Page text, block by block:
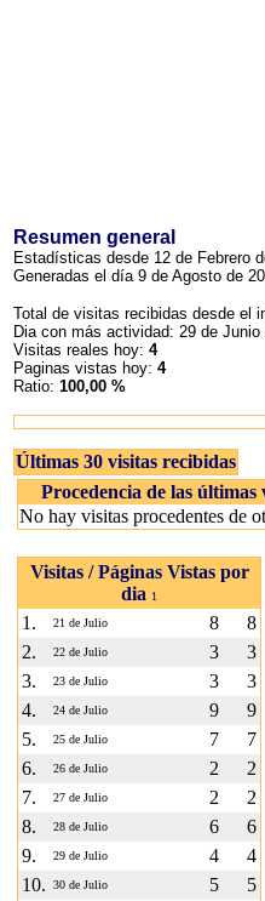
Resumen general
Estadísticas desde 12 de Febrero
Generadas el día 9 de Agosto de
Total de visitas recibidas desde el
Dia con más actividad: 29 de Junio
Visitas reales hoy: 4
Paginas vistas hoy: 4
Ratio: 100,00 %
Últimas 30 visitas recibidas
Procedencia de las últimas
No hay visitas procedentes de
Visitas / Páginas Vistas por
dia 1
1. 21 de Julio 8
8
2.
22 de Julio 3
3
3.
23 de Julio 3
3
4.
24 de Julio 9
9
5.
25 de Julio 7
7
6.
26 de Julio 2
2
7.
27 de Julio 2
2
8.
28 de Julio 6
6
9.
29 de Julio 4
4
10.
30 de Julio 5
5